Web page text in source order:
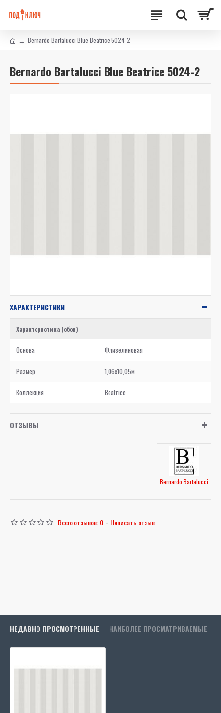
Bernardo Bartalucci Blue Beatrice 5024-2
Bernardo Bartalucci Blue Beatrice 5024-2
ХАРАКТЕРИСТИКИ
Характеристика (обои)
Основа Флизелиновая
Размер 1,06x10,05м
Коллекция Beatrice
ОТЗЫВЫ
Bernardo Bartalucci
Всего отзывов: 0 - Написать отзыв
НЕДАВНО ПРОСМОТРЕННЫЕ НАИБОЛЕЕ ПРОСМАТРИВАЕМЫЕ